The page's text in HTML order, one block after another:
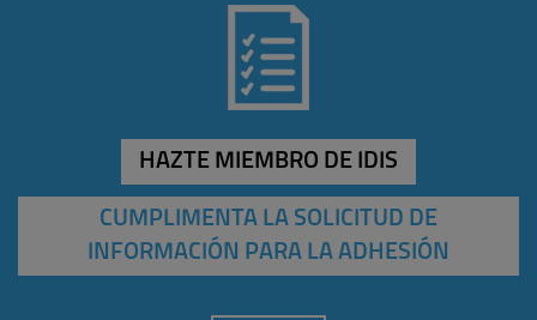
HAZTE MIEMBRO DE IDIS
CUMPLIMENTA LA SOLICITUD DE
INFORMACIÓN PARA LA ADHESIÓN